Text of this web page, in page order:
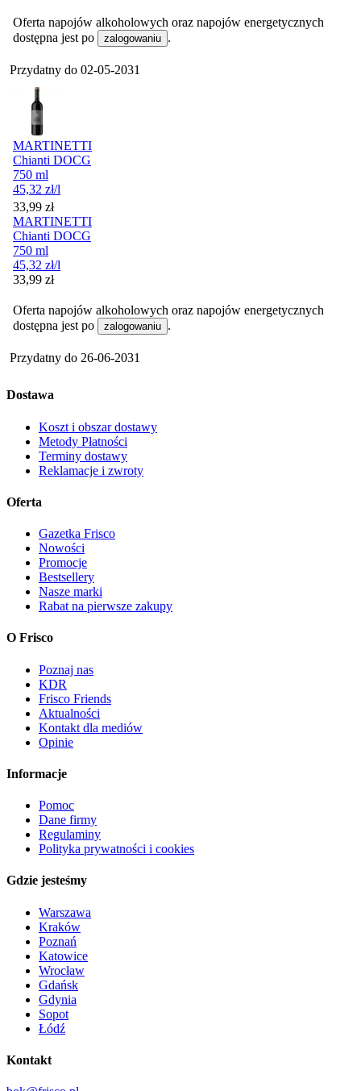
Oferta napojów alkoholowych oraz napojów energetycznych
dostępna jest po
zalogowaniu .
Przydatny do 02-05-2031
MARTINETTI
Chianti DOCG
750 ml
45,32 zł/l
Cena
33,99 zł
MARTINETTI
Chianti DOCG
750 ml
45,32 zł/l
Cena
33,99 zł
Oferta napojów alkoholowych oraz napojów energetycznych
dostępna jest po
zalogowaniu .
Przydatny do 26-06-2031
Dostawa
Koszt i obszar dostawy
Metody Płatności
Terminy dostawy
Reklamacje i zwroty
Oferta
Gazetka Frisco
Nowości
Promocje
Bestsellery
Nasze marki
Rabat na pierwsze zakupy
O Frisco
Poznaj nas
KDR
Frisco Friends
Aktualności
Kontakt dla mediów
Opinie
Informacje
Pomoc
Dane firmy
Regulaminy
Polityka prywatności i cookies
Gdzie jesteśmy
Warszawa
Kraków
Poznań
Katowice
Wrocław
Gdańsk
Gdynia
Sopot
Łódź
Kontakt